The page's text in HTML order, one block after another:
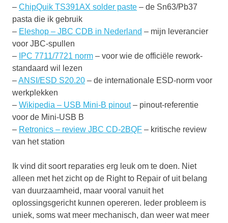
– ChipQuik TS391AX solder paste – de Sn63/Pb37
pasta die ik gebruik
– Eleshop – JBC CDB in Nederland – mijn leverancier
voor JBC-spullen
– IPC 7711/7721 norm – voor wie de officiële rework-
standaard wil lezen
–ANSI/ESD S20.20 – de internationale ESD-norm voor
werkplekken
– Wikipedia – USB Mini-B pinout– pinout-referentie
voor de Mini-USB B
– Retronics – review JBC CD-2BQF – kritische review
van het station
Ik vind dit soort reparaties erg leuk om te doen. Niet
alleen met het zicht op de Right to Repair of uit belang
van duurzaamheid, maar vooral vanuit het
oplossingsgericht kunnen opereren. Ieder probleem is
uniek, soms wat meer mechanisch, dan weer wat meer